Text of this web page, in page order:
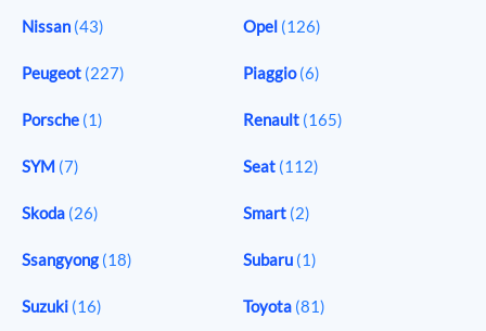
Nissan (43) Opel (126)
Peugeot (227) Piaggio(6)
Porsche (1) Renault (165)
SYM (7) Seat (112)
Skoda (26) Smart (2)
Ssangyong (18) Subaru (1)
Suzuki (16) Toyota (81)